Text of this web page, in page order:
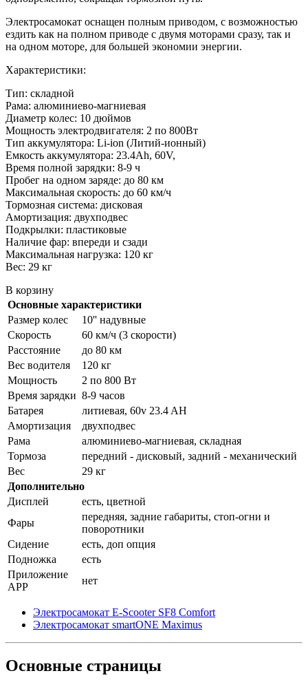
Электросамокат оснащен полным приводом, с возможностью
ездить как на полном приводе с двумя моторами сразу, так и
на одном моторе, для большей экономии энергии.
Характеристики:
Тип: складной
Рама: алюминиево-магниевая
Диаметр колес: 10 дюймов
Мощность электродвигателя: 2 по 800Вт
Тип аккумулятора: Li-ion (Литий-ионный)
Емкость аккумулятора: 23.4Ah, 60V,
Время полной зарядки: 8-9 ч
Пробег на одном заряде: до 80 км
Максимальная скорость: до 60 км/ч
Тормозная система: дисковая
Амортизация: двухподвес
Подкрылки: пластиковые
Наличие фар: впереди и сзади
Максимальная нагрузка: 120 кг
Вес: 29 кг
В корзину
Основные характеристики
Размер колес
10'' надувные
Скорость
60 км/ч (3 скорости)
Расстояние
до 80 км
Вес водителя
120 кг
Мощность
2 по 800 Вт
Время зарядки 8-9 часов
Батарея
литиевая, 60v 23.4 AH
Амортизация
двухподвес
Рама
алюминиево-магниевая, складная
Тормоза
передний - дисковый, задний - механический
Вес
29 кг
Дополнительно
Дисплей
есть, цветной
Фары
передняя, задние габариты, стоп-огни и
поворотники
Сидение
есть, доп опция
Подножка
есть
Приложение
APP
нет
Электросамокат E-Scooter SF8 Comfort
Электросамокат smartONE Maximus
Основные страницы